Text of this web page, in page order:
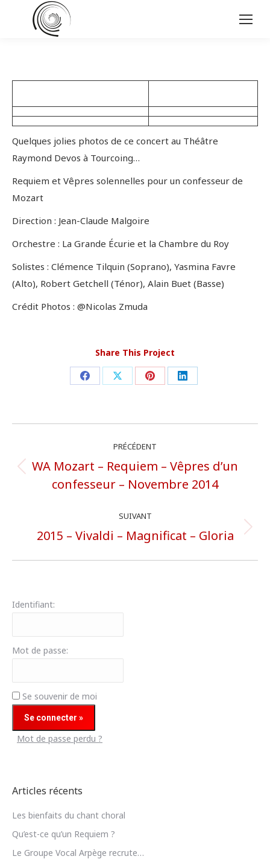
Quelques jolies photos de ce concert au Théâtre
Raymond Devos à Tourcoing…
Requiem et Vêpres solennelles pour un confesseur de
Mozart
Direction : Jean-Claude Malgoire
Orchestre : La Grande Écurie et la Chambre du Roy
Solistes : Clémence Tilquin (Soprano), Yasmina Favre
(Alto), Robert Getchell (Ténor), Alain Buet (Basse)
Crédit Photos : @Nicolas Zmuda
Share This Project
Partager
Facebook
Partager
X
Partager
Pinterest
Partager
LinkedIn
Navigation
de
commentaire
PRÉCÉDENT
Onglet
précédent
WA Mozart – Requiem – Vêpres d’un
confesseur – Novembre 2014
SUIVANT
Projets
2015 – Vivaldi – Magnificat – Gloria
Identifiant:
Mot de passe:
Se souvenir de moi
Mot de passe perdu ?
Articles récents
Les bienfaits du chant choral
Qu’est-ce qu’un Requiem ?
Le Groupe Vocal Arpège recrute…